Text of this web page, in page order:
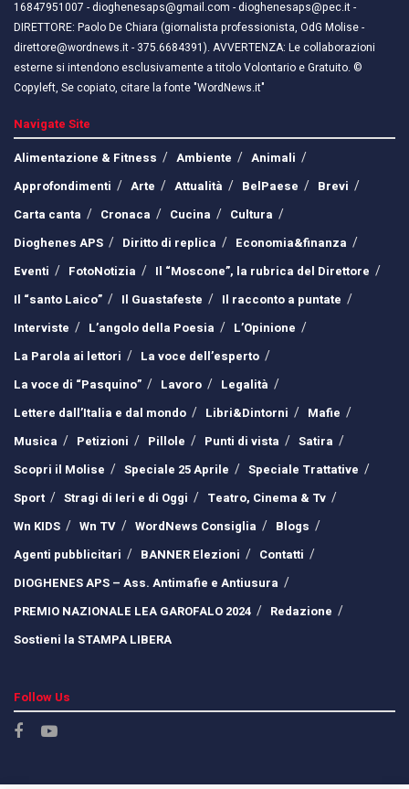
16847951007 - dioghenesaps@gmail.com - dioghenesaps@pec.it - ​​
DIRETTORE: Paolo De Chiara (giornalista professionista, OdG Molise -
direttore@wordnews.it - ​​375.6684391). AVVERTENZA: Le collaborazioni
esterne si intendono esclusivamente a titolo Volontario e Gratuito. ©
Copyleft, Se copiato, citare la fonte "WordNews.it"
Navigate Site
Alimentazione & Fitness
Ambiente
Animali
Approfondimenti
Arte Attualità BelPaese
Brevi
Carta canta
Cronaca Cucina
Cultura
Dioghenes APS
Diritto di replica
Economia&finanza
Eventi
FotoNotizia
Il “Moscone”, la rubrica del Direttore
Il “santo Laico”
Il Guastafeste
Il racconto a puntate
Interviste
L’angolo della Poesia
L’Opinione
La Parola ai lettori
La voce dell’esperto
La voce di “Pasquino”
Lavoro
Legalità
Lettere dall’Italia e dal mondo
Libri&Dintorni
Mafie
Musica
Petizioni Pillole Punti di vista
Satira
Scopri il Molise
Speciale 25 Aprile
Speciale Trattative
Sport
Stragi di Ieri e di Oggi
Teatro, Cinema & Tv
Wn KIDS
Wn TV WordNews Consiglia
Blogs
Agenti pubblicitari
BANNER Elezioni
Contatti
DIOGHENES APS – Ass. Antimafie e Antiusura
PREMIO NAZIONALE LEA GAROFALO 2024
Redazione
Sostieni la STAMPA LIBERA
Follow Us